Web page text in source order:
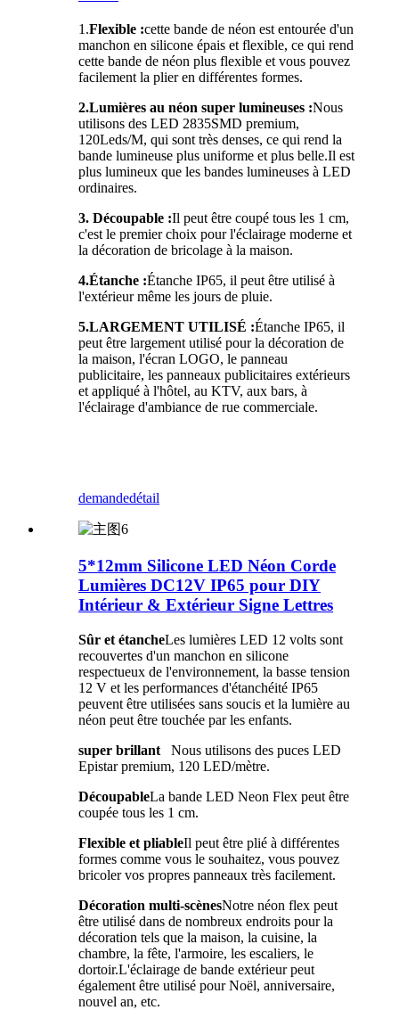
1.Flexible :cette bande de néon est entourée d'un
manchon en silicone épais et flexible, ce qui rend
cette bande de néon plus flexible et vous pouvez
facilement la plier en différentes formes.
2.Lumières au néon super lumineuses :Nous
utilisons des LED 2835SMD premium,
120Leds/M, qui sont très denses, ce qui rend la
bande lumineuse plus uniforme et plus belle.Il est
plus lumineux que les bandes lumineuses à LED
ordinaires.
3. Découpable :Il peut être coupé tous les 1 cm,
c'est le premier choix pour l'éclairage moderne et
la décoration de bricolage à la maison.
4.Étanche :Étanche IP65, il peut être utilisé à
l'extérieur même les jours de pluie.
5.LARGEMENT UTILISÉ :Étanche IP65, il
peut être largement utilisé pour la décoration de
la maison, l'écran LOGO, le panneau
publicitaire, les panneaux publicitaires extérieurs
et appliqué à l'hôtel, au KTV, aux bars, à
l'éclairage d'ambiance de rue commerciale.
demandedétail
5*12mm Silicone LED Néon Corde
Lumières DC12V IP65 pour DIY
Intérieur & Extérieur Signe Lettres
Sûr et étancheLes lumières LED 12 volts sont
recouvertes d'un manchon en silicone
respectueux de l'environnement, la basse tension
12 V et les performances d'étanchéité IP65
peuvent être utilisées sans soucis et la lumière au
néon peut être touchée par les enfants.
super brillant
Nous utilisons des puces LED
Epistar premium, 120 LED/mètre.
DécoupableLa bande LED Neon Flex peut être
coupée tous les 1 cm.
Flexible et pliableIl peut être plié à différentes
formes comme vous le souhaitez, vous pouvez
bricoler vos propres panneaux très facilement.
Décoration multi-scènesNotre néon flex peut
être utilisé dans de nombreux endroits pour la
décoration tels que la maison, la cuisine, la
chambre, la fête, l'armoire, les escaliers, le
dortoir.L'éclairage de bande extérieur peut
également être utilisé pour Noël, anniversaire,
nouvel an, etc.